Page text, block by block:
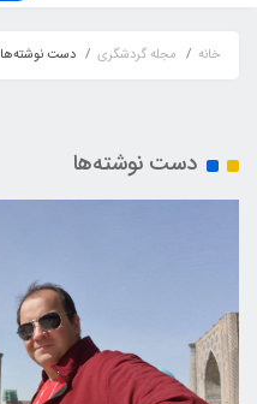
خانه مجله گردشگری دست نوشته‌ها
دست نوشته‌ها